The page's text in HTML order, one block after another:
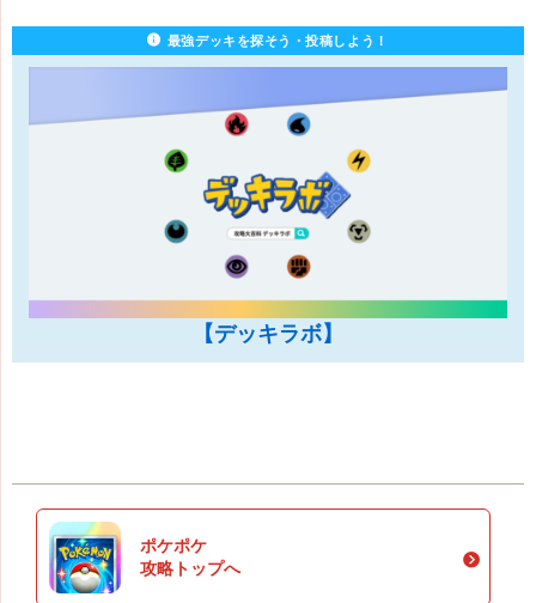
最強デッキを探そう・投稿しよう！
【デッキラボ】
ポケポケ
攻略トップへ